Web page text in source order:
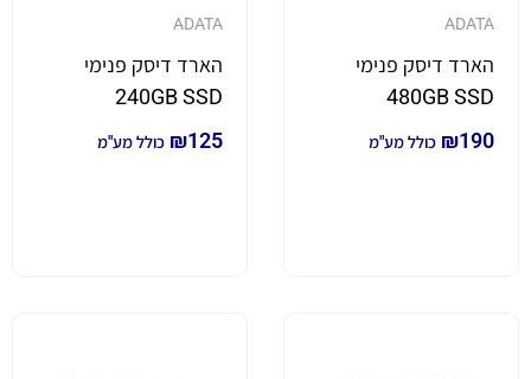
ADATA
הארד דיסק פנימי
480GB SSD
₪190 כולל מע"מ
ADATA
הארד דיסק פנימי
240GB SSD
₪125 כולל מע"מ